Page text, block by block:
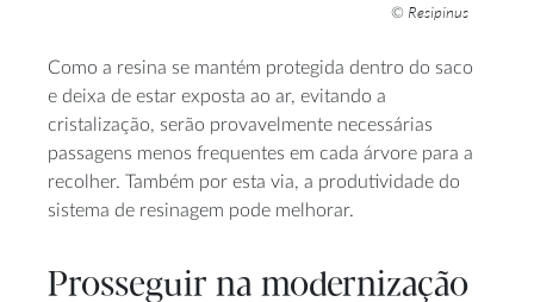
© Resipinus
Como a resina se mantém protegida dentro do saco
e deixa de estar exposta ao ar, evitando a
cristalização, serão provavelmente necessárias
passagens menos frequentes em cada árvore para a
recolher. Também por esta via, a produtividade do
sistema de resinagem pode melhorar.
Prosseguir na modernização